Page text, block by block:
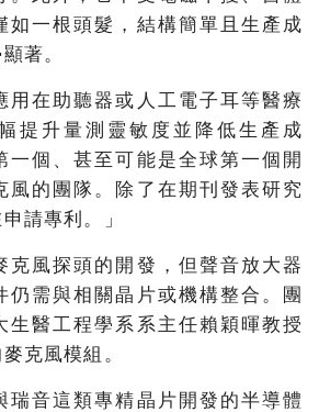
如一根頭髮，結構簡單且生產成
著。
用在助聽器或人工電子耳等醫療
提升量測靈敏度並降低生產成
一個、甚至可能是全球第一個開
風的團隊。除了在期刊發表研究
請專利。」
克風探頭的開發，但聲音放大器
仍需與相關晶片或機構整合。團
生醫工程學系系主任賴穎暉教授
克風模組。
瑞音這類專精晶片開發的半導體